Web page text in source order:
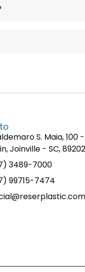
S. Maia, 100 -
Joinville - SC,
3489-7000
99715-7474